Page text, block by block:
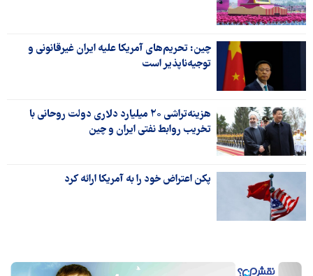
چین: تحریم‌های آمریکا علیه ایران غیرقانونی و
توجیه‌ناپذیر است
هزینه‌تراشی ۲۰ میلیارد دلاری دولت روحانی با
تخریب روابط نفتی ایران و چین
پکن اعتراض خود را به آمریکا ارائه کرد